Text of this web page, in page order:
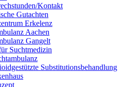
Kontakt
Gutachten
Erkelenz
Aachen
Gangelt
Suchtmedizin
Substitutionsbehandlung